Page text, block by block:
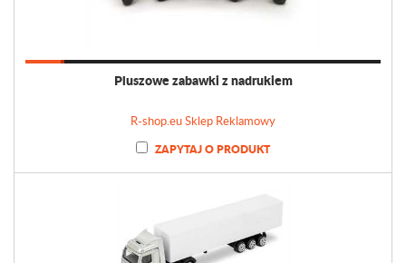
Pluszowe zabawki z nadrukiem
R-shop.eu Sklep Reklamowy
ZAPYTAJ O PRODUKT